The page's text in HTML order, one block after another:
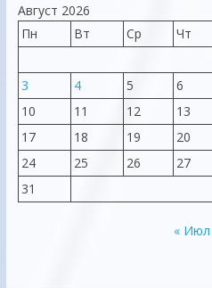
Август 2026
Пн
Вт Ср Чт
3
4 5 6
10
11 12 13
17
18 19 20
24
25 26 27
31
« Июл